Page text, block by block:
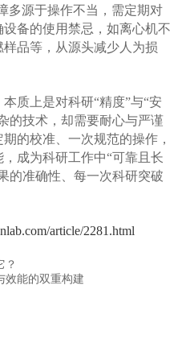
源于操作不当，需定期对
备的使用禁忌，如离心机不
品等，从源头减少人为损
质上是对科研“精度”与“安
的技术，却需要耐心与严谨
的校准、一次规范的操作，
成为科研工作中“可靠且长
的准确性、每一次科研突破
article/2281.html
？
效能的双重构建